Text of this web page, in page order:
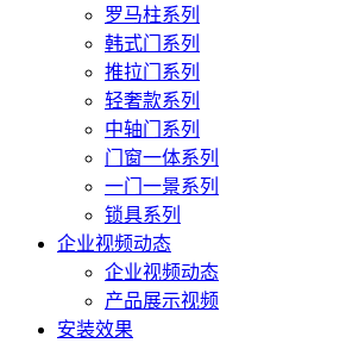
罗马柱系列
韩式门系列
推拉门系列
轻奢款系列
中轴门系列
门窗一体系列
一门一景系列
锁具系列
企业视频动态
企业视频动态
产品展示视频
安装效果